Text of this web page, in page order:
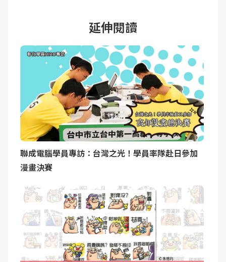
延伸閱讀
聯成電腦學員專訪：台灣之光！學員率隊赴日參加
漫畫決賽